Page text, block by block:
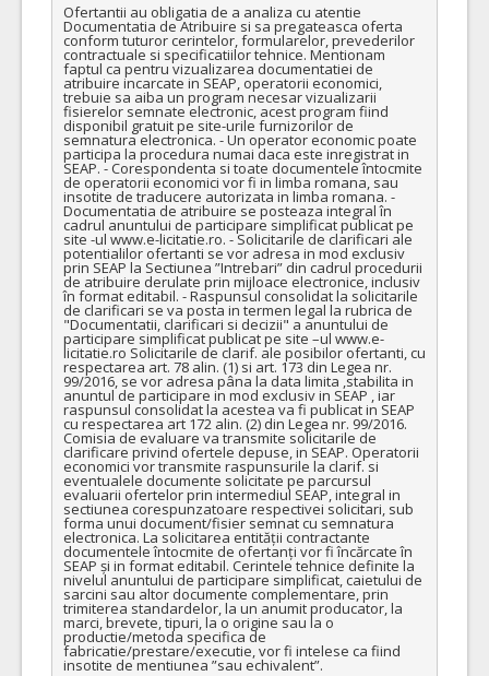
Ofertantii au obligatia de a analiza cu atentie
Documentatia de Atribuire si sa pregateasca oferta
conform tuturor cerintelor, formularelor, prevederilor
contractuale si specificatiilor tehnice. Mentionam
faptul ca pentru vizualizarea documentatiei de
atribuire incarcate in SEAP, operatorii economici,
trebuie sa aiba un program necesar vizualizarii
fisierelor semnate electronic, acest program fiind
disponibil gratuit pe site-urile furnizorilor de
semnatura electronica. - Un operator economic poate
participa la procedura numai daca este inregistrat in
SEAP. - Corespondenta si toate documentele întocmite
de operatorii economici vor fi in limba romana, sau
insotite de traducere autorizata in limba romana. -
Documentatia de atribuire se posteaza integral în
cadrul anuntului de participare simplificat publicat pe
site -ul www.e-licitatie.ro. - Solicitarile de clarificari ale
potentialilor ofertanti se vor adresa in mod exclusiv
prin SEAP la Sectiunea ”Intrebari” din cadrul procedurii
de atribuire derulate prin mijloace electronice, inclusiv
în format editabil. - Raspunsul consolidat la solicitarile
de clarificari se va posta in termen legal la rubrica de
"Documentatii, clarificari si decizii" a anuntului de
participare simplificat publicat pe site –ul www.e-
licitatie.ro Solicitarile de clarif. ale posibilor ofertanti, cu
respectarea art. 78 alin. (1) si art. 173 din Legea nr.
99/2016, se vor adresa pâna la data limita ,stabilita in
anuntul de participare in mod exclusiv in SEAP , iar
raspunsul consolidat la acestea va fi publicat in SEAP
cu respectarea art 172 alin. (2) din Legea nr. 99/2016.
Comisia de evaluare va transmite solicitarile de
clarificare privind ofertele depuse, in SEAP. Operatorii
economici vor transmite raspunsurile la clarif. si
eventualele documente solicitate pe parcursul
evaluarii ofertelor prin intermediul SEAP, integral in
sectiunea corespunzatoare respectivei solicitari, sub
forma unui document/fisier semnat cu semnatura
electronica. La solicitarea entității contractante
documentele întocmite de ofertanți vor fi încărcate în
SEAP și in format editabil. Cerintele tehnice definite la
nivelul anuntului de participare simplificat, caietului de
sarcini sau altor documente complementare, prin
trimiterea standardelor, la un anumit producator, la
marci, brevete, tipuri, la o origine sau la o
productie/metoda specifica de
fabricatie/prestare/executie, vor fi intelese ca fiind
insotite de mentiunea ”sau echivalent”.